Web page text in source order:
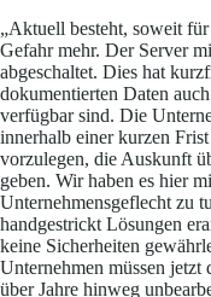
„Aktuell besteht, soweit
Gefahr mehr. Der Server
abgeschaltet. Dies hat
dokumentierten Daten
verfügbar sind. Die
innerhalb einer kurzen
vorzulegen, die Auskunft
geben. Wir haben es hier
Unternehmensgeflecht zu
handgestrickt Lösungen
keine Sicherheiten
Unternehmen müssen jetzt
über Jahre hinweg